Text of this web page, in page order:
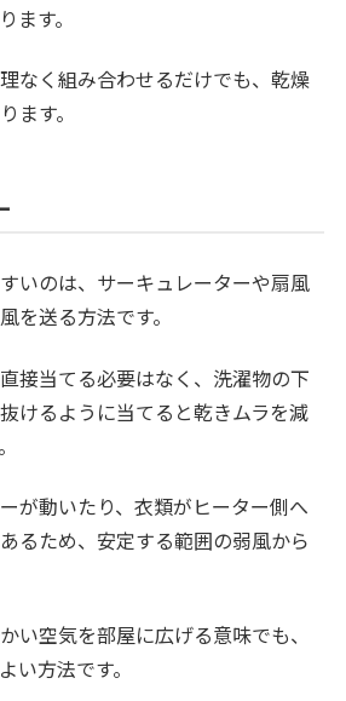
ます。
なく組み合わせるだけでも、乾燥
ます。
いのは、サーキュレーターや扇風
を送る方法です。
接当てる必要はなく、洗濯物の下
けるように当てると乾きムラを減
が動いたり、衣類がヒーター側へ
るため、安定する範囲の弱風から
い空気を部屋に広げる意味でも、
い方法です。